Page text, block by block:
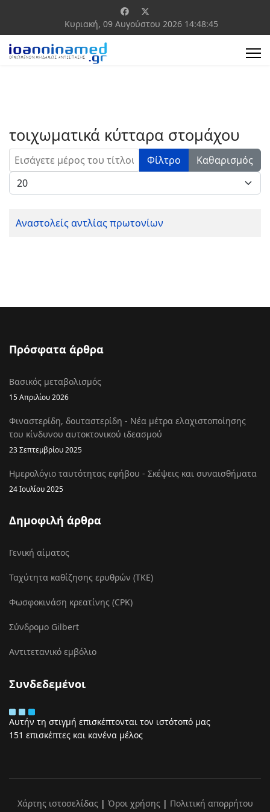
Κυριακή, 09 Αυγούστου 2026 14:48:45
τοιχωματικά κύτταρα στομάχου
Εισάγετε μέρος του τίτλου. Φίλτρο
Καθαρισμός
Εμφάνιση #
Αναστολείς αντλίας πρωτονίων
Πρόσφατα άρθρα
Βασικός μεταβολισμός
15 Απριλίου 2026
Φιναστερίδη, δουταστερίδη - Νέα μέτρα ελαχιστοποίησης
του κίνδυνου αυτοκτονικού ιδεασμού
23 Σεπτεμβρίου 2025
Ημερολόγιο ταυτότητας εφήβου - Σκέψεις και συναισθήματα
24 Ιουλίου 2025
Δημοφιλή άρθρα
Γενική αίματος
Ταχύτητα καθίζησης ερυθρών (ΤΚΕ)
Φωσφοκινάση κρεατίνης (CPK)
Σύνδρομο Gilbert
Αντιτετανικό εμβόλιο
Συνδεδεμένοι
Αυτήν τη στιγμή επισκέπτονται τον ιστότοπό μας
151 επισκέπτες και κανένα μέλος
Χάρτης ιστοσελίδας| Όροι χρήσης| Πολιτική απορρήτου